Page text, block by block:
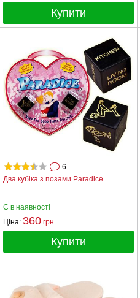
Купити
Два кубіка з позами Paradice
6
Є в наявності
Ціна: 360 грн
Купити